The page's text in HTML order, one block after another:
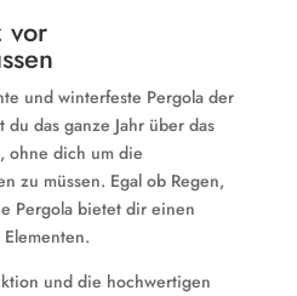
vor
und winterfeste Pergola der
das ganze Jahr über das
ohne dich um die
zu müssen. Egal ob Regen,
Pergola bietet dir einen
und die hochwertigen